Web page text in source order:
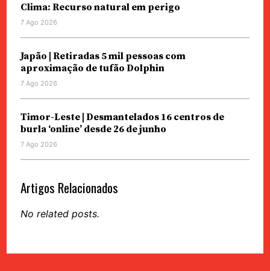
Clima: Recurso natural em perigo
7 Ago 2026
Japão | Retiradas 5 mil pessoas com
aproximação de tufão Dolphin
7 Ago 2026
Timor-Leste | Desmantelados 16 centros de
burla ‘online’ desde 26 de junho
7 Ago 2026
Artigos Relacionados
No related posts.